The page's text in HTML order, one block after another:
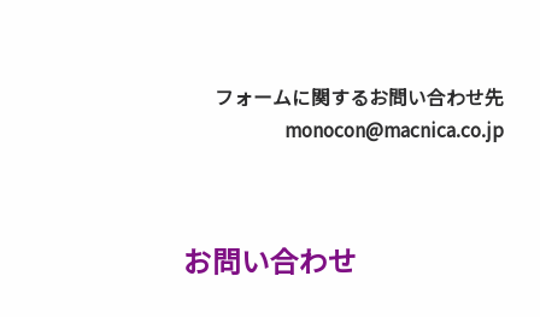
フォームに関するお問い合わせ先
monocon@macnica.co.jp
お問い合わせ